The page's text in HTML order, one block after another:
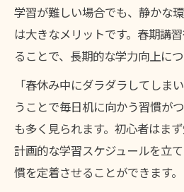
学習が難しい場合でも、静かな
は大きなメリットです。春期講
ることで、長期的な学力向上につ
「春休み中にダラダラしてしま
うことで毎日机に向かう習慣が
も多く見られます。初心者はま
計画的な学習スケジュールを立
慣を定着させることができます。